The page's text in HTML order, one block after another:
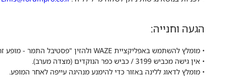
הגעה וחנייה:
• מומלץ להשתמש באפליקציית WAZE ולהזין "פסטיבל התמר - מופע זריחה".
• אין גישה מכביש 3199 / כביש כפר הנוקדים (מצדה מערב).
• מומלץ לדאוג ללינה באזור כדי להימנע מנהיגה עייפה לאחר המופע.